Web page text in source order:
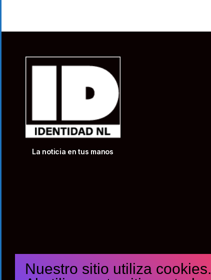
La noticia en tus manos
Nuestro sitio utiliza cookies.